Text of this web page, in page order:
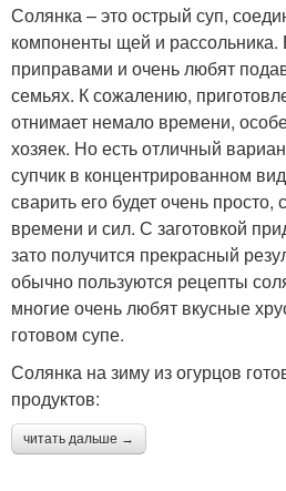
Солянка – это острый суп,
компоненты щей и
приправами и очень любят
семьях. К сожалению,
отнимает немало времени,
хозяек. Но есть отличный
супчик в концентрированном
сварить его будет очень
времени и сил. С заготовкой
зато получится прекрасный
обычно пользуются рецепты
многие очень любят вкусные
готовом супе.
Солянка на зиму из огурцов
продуктов:
читать дальше →